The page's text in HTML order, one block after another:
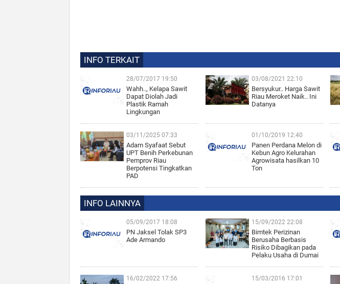
INFO TERKAIT
28/07/2017 19:50
Wahh.., Kelapa Sawit
Dapat Diolah Jadi
Plastik Ramah
Lingkungan
03/08/2021 22:10
Bersyukur.. Harga Sawit
Riau Meroket Naik.. Ini
Datanya
03/11/2025 07:33
Adam Syafaat Sebut
UPT Benih Perkebunan
Pemprov Riau
Berpotensi Tingkatkan
PAD
01/10/2019 12:40
Panen Perdana Melon di
Kebun Agro Kelurahan
Agrowisata hasilkan 10
Ton
INFO LAINNYA
05/09/2017 18:08
PN Jaksel Tolak SP3
Ade Armando
15/09/2022 22:08
Bimtek Perizinan
Berusaha Berbasis
Risiko Dibagikan pada
Pelaku Usaha di Dumai
16/02/2022 17:56 15/03/2016 17:01